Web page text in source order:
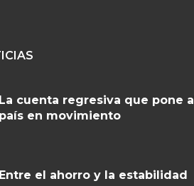
La cuenta regresiva que pone al
país en movimiento
Entre el ahorro y la estabilidad